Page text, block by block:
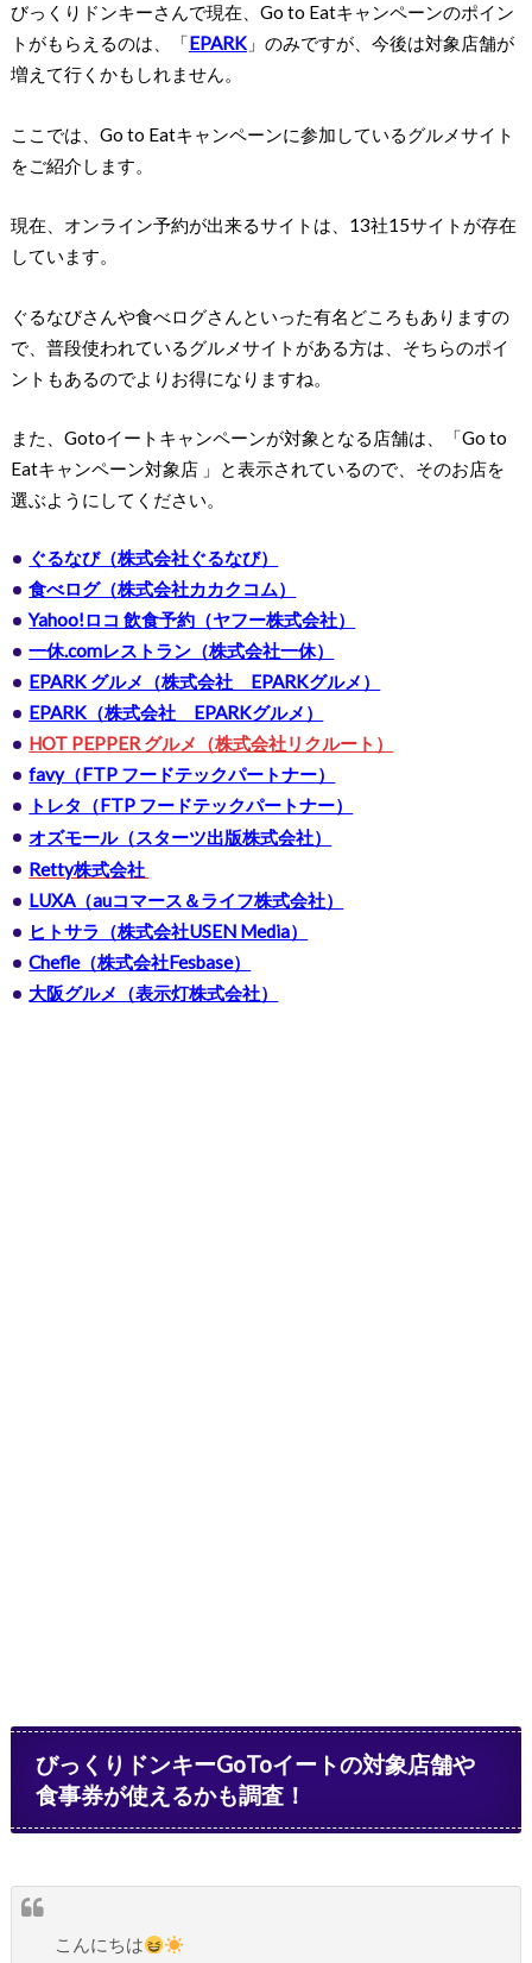
びっくりドンキーさんで現在、Go to Eatキャンペーンのポイン
トがもらえるのは、「EPARK」のみですが、今後は対象店舗が
増えて行くかもしれません。
ここでは、Go to Eatキャンペーンに参加しているグルメサイト
をご紹介します。
現在、オンライン予約が出来るサイトは、13社15サイトが存在
しています。
ぐるなびさんや食べログさんといった有名どころもありますの
で、普段使われているグルメサイトがある方は、そちらのポイ
ントもあるのでよりお得になりますね。
また、Gotoイートキャンペーンが対象となる店舗は、「Go to
Eatキャンペーン対象店 」と表示されているので、そのお店を
選ぶようにしてください。
ぐるなび（株式会社ぐるなび）
食べログ（株式会社カカクコム）
Yahoo!ロコ 飲食予約（ヤフー株式会社）
一休.comレストラン（株式会社一休）
EPARK グルメ（株式会社 EPARKグルメ）
EPARK（株式会社 EPARKグルメ）
HOT PEPPER グルメ（株式会社リクルート）
favy（FTP フードテックパートナー）
トレタ（FTP フードテックパートナー）
オズモール（スターツ出版株式会社）
Retty株式会社
LUXA（auコマース＆ライフ株式会社）
ヒトサラ（株式会社USEN Media）
Chefle（株式会社Fesbase）
大阪グルメ（表示灯株式会社）
びっくりドンキーGoToイートの対象店舗や
食事券が使えるかも調査！
こんにちは